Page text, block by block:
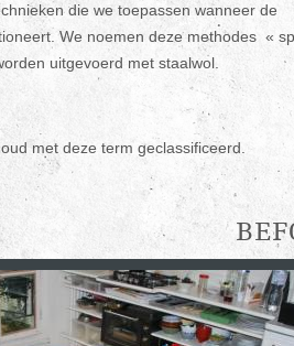
die we toepassen wanneer de
We noemen deze methodes «
uitgevoerd met staalwol.
met deze term geclassificeerd.